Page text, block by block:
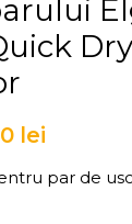
lei
par de